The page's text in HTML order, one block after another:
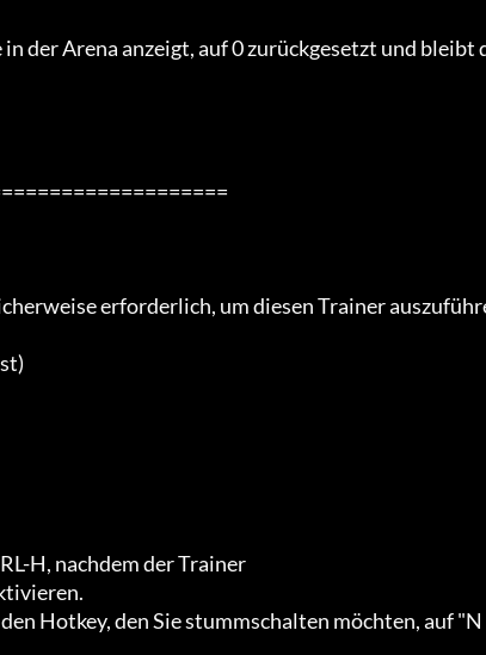
der Arena anzeigt, auf 0 zurückgesetzt und bleibt
erforderlich, um diesen Trainer
H, nachdem der Trainer
Hotkey, den Sie stummschalten möchten, auf "N